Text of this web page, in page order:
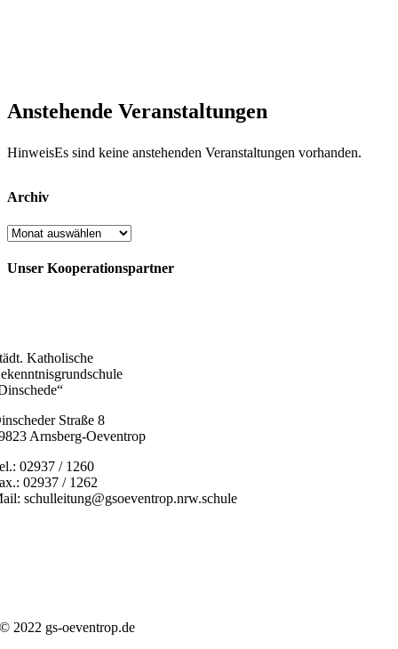
Anstehende Veranstaltungen
HinweisEs sind keine anstehenden Veranstaltungen vorhanden.
Archiv
Archiv
Unser Kooperationspartner
Katholische
Straße 8
Arnsberg-Oeventrop
02937 / 1260
02937 / 1262
schulleitung@gsoeventrop.nrw.schule
© 2022 gs-oeventrop.de